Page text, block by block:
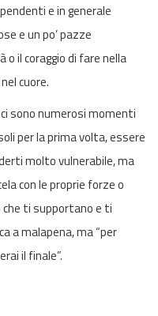
e in generale
e un po’ pazze
o il coraggio di fare nella
cuore.
sono numerosi momenti
per la prima volta, essere
molto vulnerabile, ma
con le proprie forze o
ti supportano e ti
a malapena, ma “per
il finale”.